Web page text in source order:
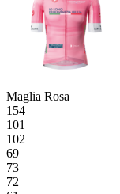
Maglia Rosa
154
101
102
69
73
72